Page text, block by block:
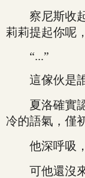
察尼斯收起
莉莉提起你呢
“...”
這傢伙是
夏洛確實認
冷的語氣，僅
他深呼吸，
可他還沒來